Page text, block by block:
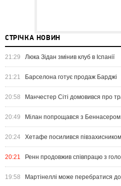
СТРІЧКА НОВИН
21:29 Люка Зідан змінив клуб в Іспанії
21:21 Барселона готує продаж Барджі
20:58 Манчестер Сіті домовився про
20:49 Мілан попрощався з Беннасером
20:24 Хетафе посилився
20:21 Ренн продовжив співпрацю з
19:58 Мартінеллі може перебратися